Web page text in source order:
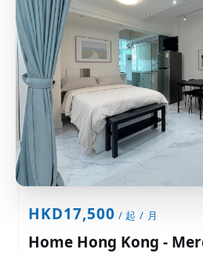
HKD17,500 / 起 / 月
Home Hong Kong -